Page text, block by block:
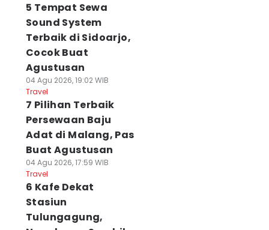
5 Tempat Sewa
Sound System
Terbaik di Sidoarjo,
Cocok Buat
Agustusan
04 Agu 2026, 19:02 WIB
Travel
7 Pilihan Terbaik
Persewaan Baju
Adat di Malang, Pas
Buat Agustusan
04 Agu 2026, 17:59 WIB
Travel
6 Kafe Dekat
Stasiun
Tulungagung,